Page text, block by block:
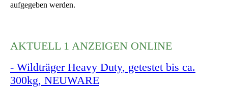
aufgegeben werden.
AKTUELL 1 ANZEIGEN ONLINE
- Wildträger Heavy Duty, getestet bis ca.
300kg, NEUWARE